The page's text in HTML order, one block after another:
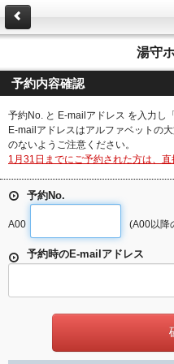
湯守
予約内容確認
予約No. と E-mailアドレス を入力し
E-mailアドレスはアルファベットの
のないようご注意ください。
1月31日までにご予約された方は、直
予約No.
A00 (A00以降
予約時のE-mailアドレス